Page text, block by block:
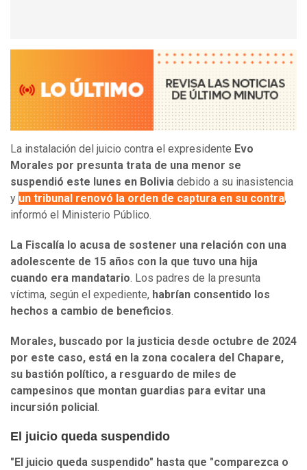
La instalación del juicio contra el expresidente Evo
Morales por presunta trata de una menor se
suspendió este lunes en Bolivia debido a su inasistencia
y un tribunal renovó la orden de captura en su contra,
informó el Ministerio Público.
La Fiscalía lo acusa de sostener una relación con una
adolescente de 15 años con la que tuvo una hija
cuando era mandatario. Los padres de la presunta
víctima, según el expediente, habrían consentido los
hechos a cambio de beneficios.
Morales, buscado por la justicia desde octubre de 2024
por este caso, está en la zona cocalera del Chapare,
su bastión político, a resguardo de miles de
campesinos que montan guardias para evitar una
incursión policial .
El juicio queda suspendido
"El juicio queda suspendido" hasta que "comparezca o